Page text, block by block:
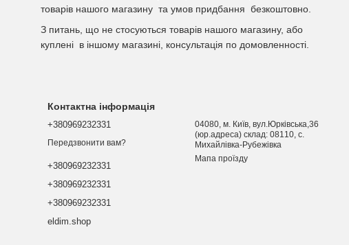
товарів нашого магазину та умов придбання безкоштовно.
З питань, що не стосуються товарів нашого магазину, або
куплені в іншому магазині, консультація по домовленності.
Контактна інформація
+380969232331
Передзвонити вам?
+380969232331
+380969232331
+380969232331
eldim.shop
04080, м. Київ, вул.Юрківська,36
(юр.адреса) склад: 08110, с.
Михайлівка-Рубежівка
Мапа проїзду